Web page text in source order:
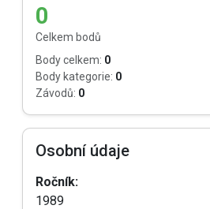
0
Celkem bodů
Body celkem: 0
Body kategorie: 0
Závodů: 0
Osobní údaje
Ročník:
1989